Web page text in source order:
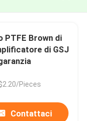
PTFE Brown di
di GSJ
Pieces
Contattaci